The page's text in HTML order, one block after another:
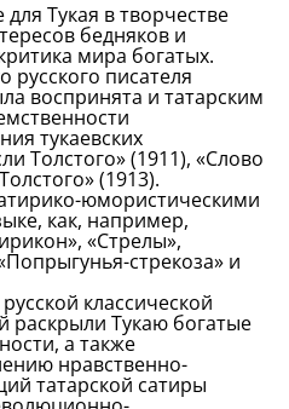
Тукая в творчестве
бедняков и
мира богатых.
русского писателя
воспринята и татарским
тукаевских
Толстого» (1911), «Слово
(1913).
юмористическими
как, например,
«Стрелы»,
стрекоза» и
классической
раскрыли Тукаю богатые
а также
нравственно-
татарской сатиры